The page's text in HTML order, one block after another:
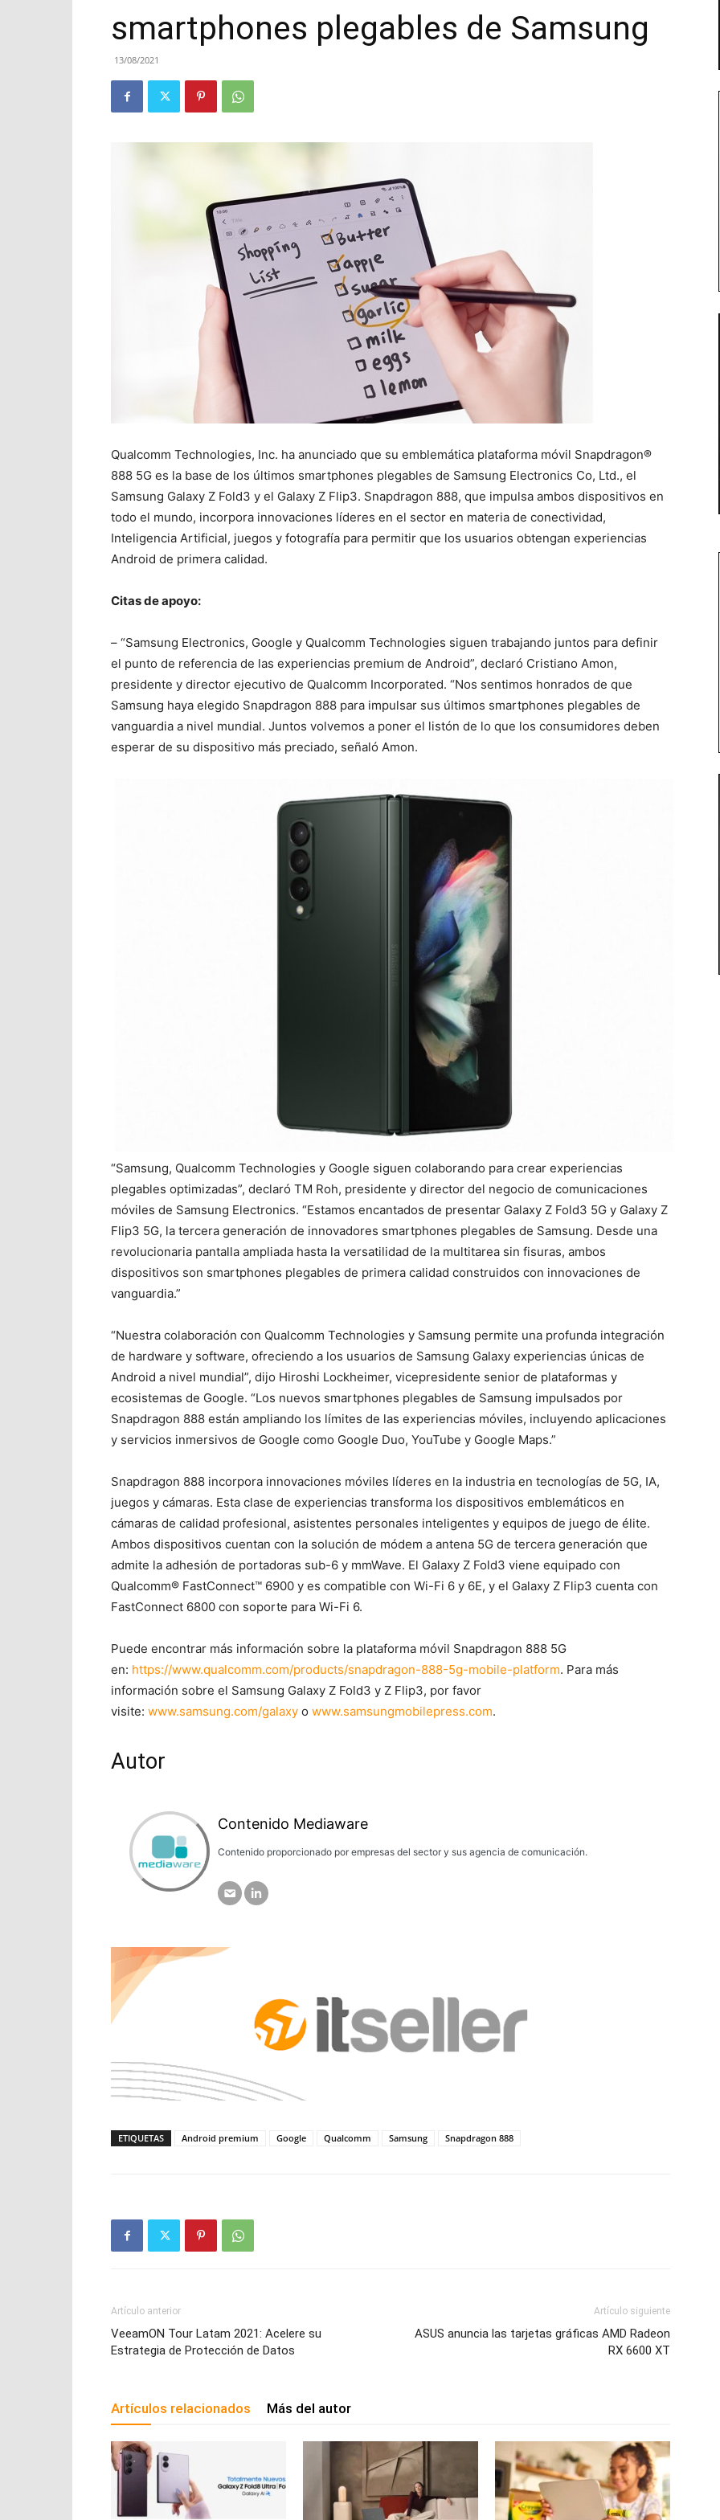
smartphones plegables de Samsung
13/08/2021
Qualcomm Technologies, Inc. ha anunciado que su emblemática plataforma móvil Snapdragon®
888 5G es la base de los últimos smartphones plegables de Samsung Electronics Co, Ltd., el
Samsung Galaxy Z Fold3 y el Galaxy Z Flip3. Snapdragon 888, que impulsa ambos dispositivos en
todo el mundo, incorpora innovaciones líderes en el sector en materia de conectividad,
Inteligencia Artificial, juegos y fotografía para permitir que los usuarios obtengan experiencias
Android de primera calidad.
Citas de apoyo:
– “Samsung Electronics, Google y Qualcomm Technologies siguen trabajando juntos para definir
el punto de referencia de las experiencias premium de Android”, declaró Cristiano Amon,
presidente y director ejecutivo de Qualcomm Incorporated. “Nos sentimos honrados de que
Samsung haya elegido Snapdragon 888 para impulsar sus últimos smartphones plegables de
vanguardia a nivel mundial. Juntos volvemos a poner el listón de lo que los consumidores deben
esperar de su dispositivo más preciado, señaló Amon.
“Samsung, Qualcomm Technologies y Google siguen colaborando para crear experiencias
plegables optimizadas”, declaró ΤM Roh, presidente y director del negocio de comunicaciones
móviles de Samsung Electronics. “Estamos encantados de presentar Galaxy Z Fold3 5G y Galaxy Z
Flip3 5G, la tercera generación de innovadores smartphones plegables de Samsung. Desde una
revolucionaria pantalla ampliada hasta la versatilidad de la multitarea sin fisuras, ambos
dispositivos son smartphones plegables de primera calidad construidos con innovaciones de
vanguardia.”
“Nuestra colaboración con Qualcomm Technologies y Samsung permite una profunda integración
de hardware y software, ofreciendo a los usuarios de Samsung Galaxy experiencias únicas de
Android a nivel mundial”, dijo Hiroshi Lockheimer, vicepresidente senior de plataformas y
ecosistemas de Google. “Los nuevos smartphones plegables de Samsung impulsados por
Snapdragon 888 están ampliando los límites de las experiencias móviles, incluyendo aplicaciones
y servicios inmersivos de Google como Google Duo, YouTube y Google Maps.”
Snapdragon 888 incorpora innovaciones móviles líderes en la industria en tecnologías de 5G, IA,
juegos y cámaras. Esta clase de experiencias transforma los dispositivos emblemáticos en
cámaras de calidad profesional, asistentes personales inteligentes y equipos de juego de élite.
Ambos dispositivos cuentan con la solución de módem a antena 5G de tercera generación que
admite la adhesión de portadoras sub-6 y mmWave. El Galaxy Z Fold3 viene equipado con
Qualcomm® FastConnect™ 6900 y es compatible con Wi-Fi 6 y 6E, y el Galaxy Z Flip3 cuenta con
FastConnect 6800 con soporte para Wi-Fi 6.
Puede encontrar más información sobre la plataforma móvil Snapdragon 888 5G
en: https://www.qualcomm.com/products/snapdragon-888-5g-mobile-platform. Para más
información sobre el Samsung Galaxy Z Fold3 y Z Flip3, por favor
visite: www.samsung.com/galaxy o www.samsungmobilepress.com.
Autor
Contenido Mediaware
Contenido proporcionado por empresas del sector y sus agencia de comunicación.
ETIQUETAS Android premium Google Qualcomm Samsung Snapdragon 888
Artículo anterior
VeeamON Tour Latam 2021: Acelere su
Estrategia de Protección de Datos
Artículo siguiente
ASUS anuncia las tarjetas gráficas AMD Radeon
RX 6600 XT
Artículos relacionados Más del autor